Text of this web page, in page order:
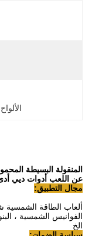
المنقولة البسيطة
عن اللعب أدوات ديي
مجال التطبيق:
ألعاب الطاقة الشمسية
الفوانيس الشمسية ،
الخ